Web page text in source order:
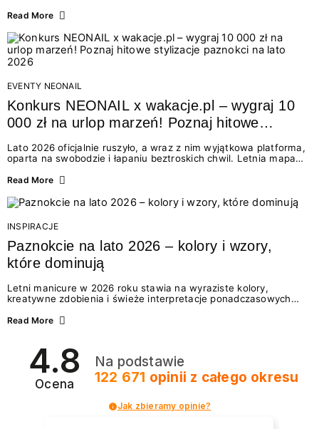
świata beauty i oszałamiających deserów to coś więcej niż
zmysłami: przez soczysty kolor, aksamitną teksturę,
orzeźwiający zapach i słodki akcent na podniebieniu. Tego lata
NEONAIL łączy siły z marką Willisch, tworząc unikalny projekt
na styku jedzenia i piękna....
Read More
EVENTY NEONAIL
Konkurs NEONAIL x wakacje.pl – wygraj 10
000 zł na urlop marzeń! Poznaj hitowe
Lato 2026 oficjalnie ruszyło, a wraz z nim wyjątkowa platforma,
oparta na swobodzie i łapaniu beztroskich chwil. Letnia mapa
doświadczenia wakacji – od spontanicznych wyjazdów, przez
Motywem przewodnim jest eksplorowanie i kolekcjonowanie
letnich momentów. Z tej okazji przygotowaliśmy coś absolutnie
wyjątkowego: wielki konkurs z wakacje.pl oraz dawkę
najgorętszych trendów w...
Read More
INSPIRACJE
Paznokcie na lato 2026 – kolory i wzory,
które dominują
Letni manicure w 2026 roku stawia na wyraziste kolory,
kreatywne zdobienia i świeże interpretacje ponadczasowych
zarówno energetycznych odcieni inspirowanych wakacjami, jak
2026? Znajdź inspirację dla swojego manicure!
Read More
4.8
Ocena
Na podstawie
122 671 opinii z całego okresu
Jak zbieramy opinie?